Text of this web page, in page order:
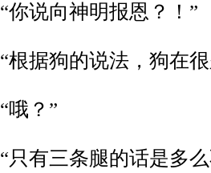
“你说向神明报恩？！”
“根据狗的说法，狗在
“哦？”
“只有三条腿的话是多